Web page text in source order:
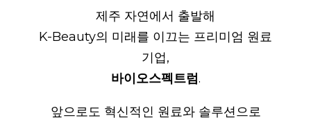
제주 자연에서 출발해
K-Beauty의 미래를 이끄는 프리미엄 원료
기업,
바이오스펙트럼.
앞으로도 혁신적인 원료와 솔루션으로